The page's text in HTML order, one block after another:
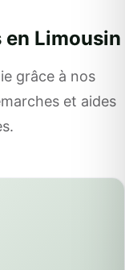
Limousin
grâce à nos
et aides